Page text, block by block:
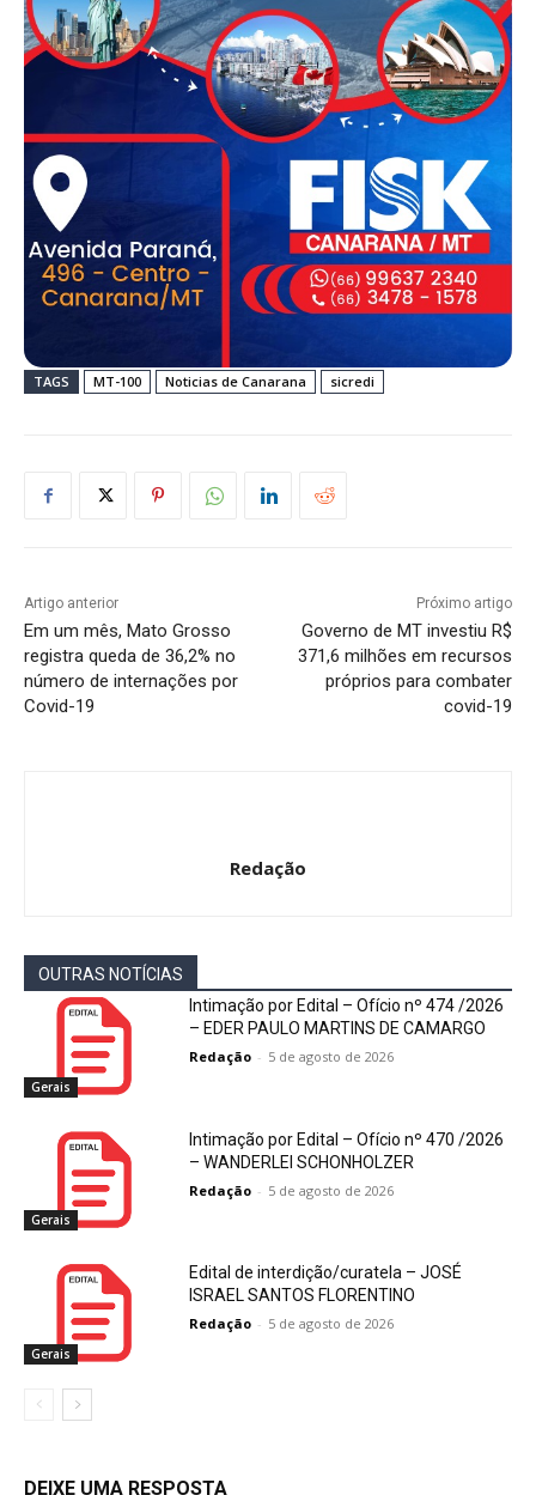
TAGS MT-100 Noticias de Canarana sicredi
Artigo anterior
Em um mês, Mato Grosso
registra queda de 36,2% no
número de internações por
Covid-19
Próximo artigo
Governo de MT investiu R$
371,6 milhões em recursos
próprios para combater
covid-19
Redação
OUTRAS NOTÍCIAS
Gerais
Intimação por Edital – Ofício nº 474 /2026
– EDER PAULO MARTINS DE CAMARGO
Redação - 5 de agosto de 2026
Gerais
Intimação por Edital – Ofício nº 470 /2026
– WANDERLEI SCHONHOLZER
Redação - 5 de agosto de 2026
Gerais
Edital de interdição/curatela – JOSÉ
ISRAEL SANTOS FLORENTINO
Redação - 5 de agosto de 2026
DEIXE UMA RESPOSTA